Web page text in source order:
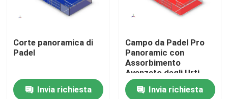
Visita alla fabbrica
Controllo di qualità
Corte panoramica di
Padel
Invia richiesta
Campo da Padel Pro
Panoramic con
Assorbimento
Avanzato degli Urti
per la Sicurezza dei
GiocatoriInvia richiesta